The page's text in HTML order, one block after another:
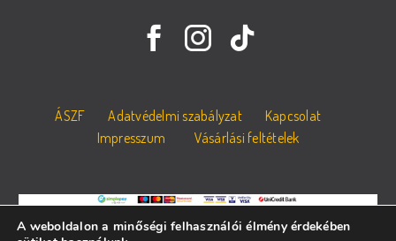
ÁSZF Adatvédelmi szabályzat
Kapcsolat
Impresszum
Vásárlási feltételek
A weboldalon a minőségi felhasználói élmény érdekében